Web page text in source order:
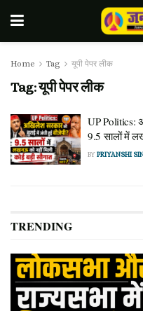
Home Tag यूपी पेपर लीक
Tag:यूपी पेपर लीक
UP Politics:
9.5 सालों में
BYPRIYANSHI
TRENDING